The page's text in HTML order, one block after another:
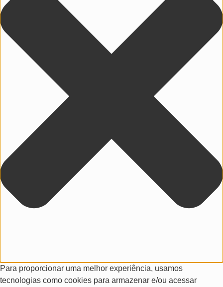
Para proporcionar uma melhor experiência, usamos
tecnologias como cookies para armazenar e/ou acessar